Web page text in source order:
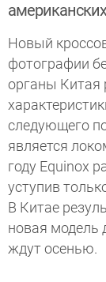
Новый
фотографии
органы Китая
следующего
является
году Equinox
уступив
В Китае
новая модель
ждут осенью.